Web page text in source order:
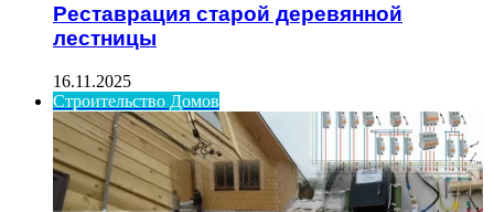
Реставрация старой деревянной
лестницы
16.11.2025
Строительство Домов